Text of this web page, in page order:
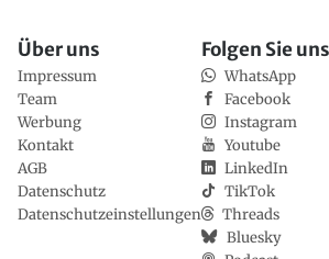
Über uns
Impressum
Team
Werbung
Kontakt
AGB
Datenschutz
Datenschutzeinstellungen
Folgen Sie uns
WhatsApp
Facebook
Instagram
Youtube
LinkedIn
TikTok
Threads
Bluesky